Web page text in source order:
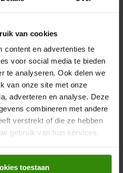
van cookies
content en advertenties te
voor social media te bieden
te analyseren. Ook delen we
van onze site met onze
adverteren en analyse. Deze
combineren met andere
verstrekt of die ze hebben
gebruik van hun services.
toestaan
installation
meant to do. Invisible by design.
op miele.com